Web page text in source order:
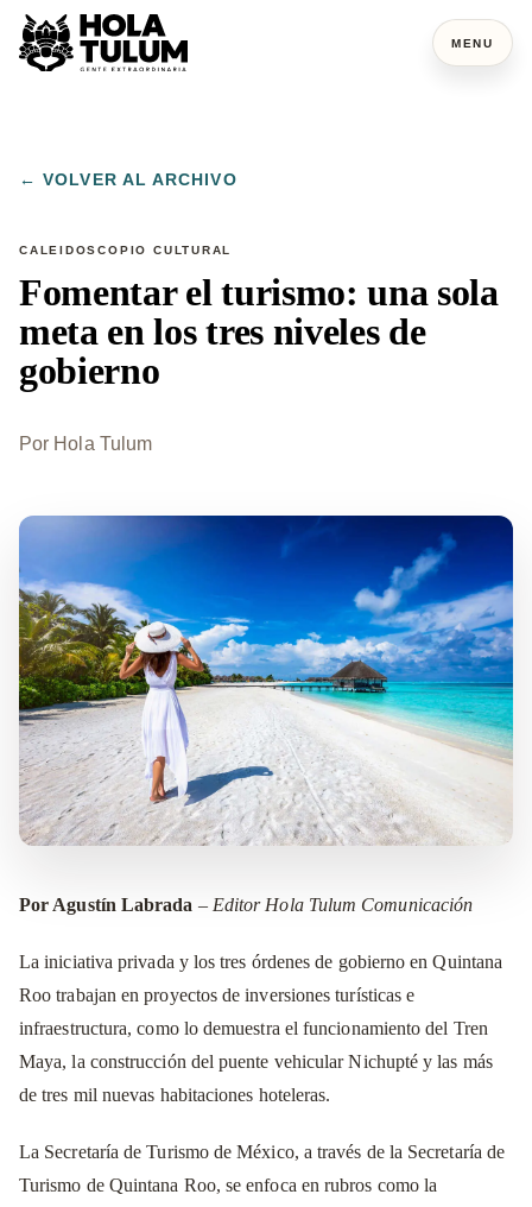
MENU
← VOLVER AL ARCHIVO
CALEIDOSCOPIO CULTURAL
Fomentar el turismo: una sola
meta en los tres niveles de
gobierno
Por Hola Tulum
Por Agustín Labrada – Editor Hola Tulum Comunicación
La iniciativa privada y los tres órdenes de gobierno en Quintana
Roo trabajan en proyectos de inversiones turísticas e
infraestructura, como lo demuestra el funcionamiento del Tren
Maya, la construcción del puente vehicular Nichupté y las más
de tres mil nuevas habitaciones hoteleras.
La Secretaría de Turismo de México, a través de la Secretaría de
Turismo de Quintana Roo, se enfoca en rubros como la